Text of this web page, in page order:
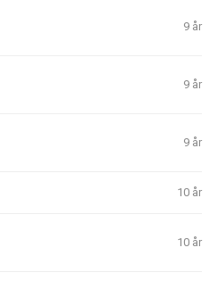
9 år
9 år
9 år
10 år
10 år